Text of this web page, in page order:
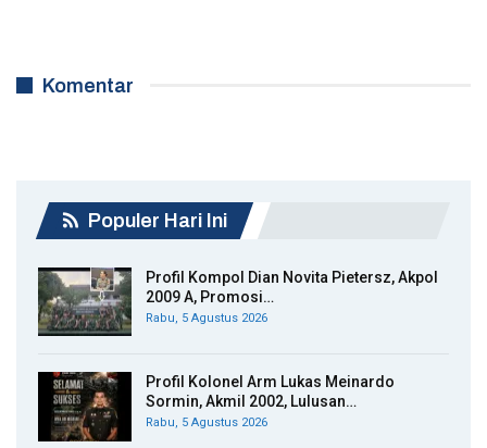
Komentar
Populer Hari Ini
Profil Kompol Dian Novita Pietersz, Akpol
2009 A, Promosi…
Rabu, 5 Agustus 2026
Profil Kolonel Arm Lukas Meinardo
Sormin, Akmil 2002, Lulusan…
Rabu, 5 Agustus 2026